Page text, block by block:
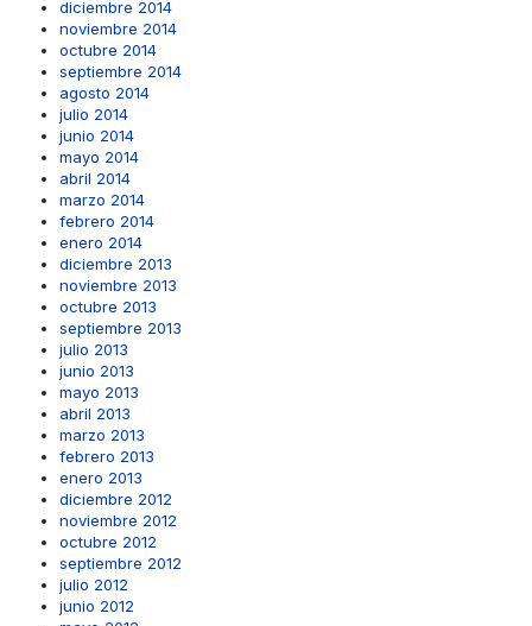
diciembre 2014
noviembre 2014
octubre 2014
septiembre 2014
agosto 2014
julio 2014
junio 2014
mayo 2014
abril 2014
marzo 2014
febrero 2014
enero 2014
diciembre 2013
noviembre 2013
octubre 2013
septiembre 2013
julio 2013
junio 2013
mayo 2013
abril 2013
marzo 2013
febrero 2013
enero 2013
diciembre 2012
noviembre 2012
octubre 2012
septiembre 2012
julio 2012
junio 2012